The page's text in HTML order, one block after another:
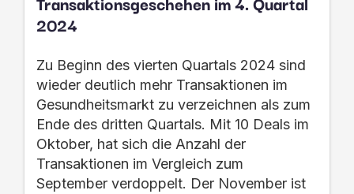
2024
Zu Beginn des vierten Quartals 2024 sind
wieder deutlich mehr Transaktionen im
Gesundheitsmarkt zu verzeichnen als zum
Ende des dritten Quartals. Mit 10 Deals im
Oktober, hat sich die Anzahl der
Transaktionen im Vergleich zum
September verdoppelt. Der November ist